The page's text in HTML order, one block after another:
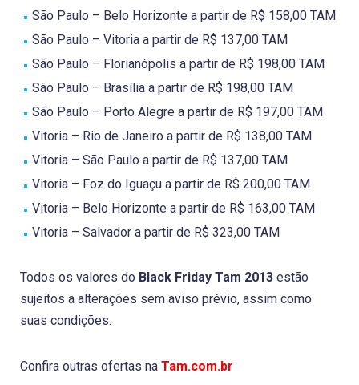
São Paulo – Belo Horizonte a partir de R$ 158,00 TAM
São Paulo – Vitoria a partir de R$ 137,00 TAM
São Paulo – Florianópolis a partir de R$ 198,00 TAM
São Paulo – Brasília a partir de R$ 198,00 TAM
São Paulo – Porto Alegre a partir de R$ 197,00 TAM
Vitoria – Rio de Janeiro a partir de R$ 138,00 TAM
Vitoria – São Paulo a partir de R$ 137,00 TAM
Vitoria – Foz do Iguaçu a partir de R$ 200,00 TAM
Vitoria – Belo Horizonte a partir de R$ 163,00 TAM
Vitoria – Salvador a partir de R$ 323,00 TAM
Todos os valores do Black Friday Tam 2013 estão
sujeitos a alterações sem aviso prévio, assim como
suas condições.
Confira outras ofertas na Tam.com.br